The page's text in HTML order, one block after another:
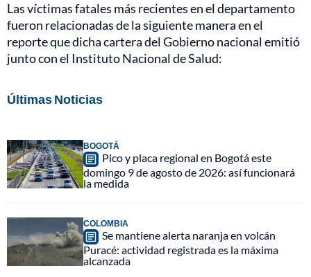
Las víctimas fatales más recientes en el departamento
fueron relacionadas de la siguiente manera en el
reporte que dicha cartera del Gobierno nacional emitió
junto con el Instituto Nacional de Salud:
Últimas Noticias
BOGOTÁ
Pico y placa regional en Bogotá este
domingo 9 de agosto de 2026: así funcionará
la medida
COLOMBIA
Se mantiene alerta naranja en volcán
Puracé: actividad registrada es la máxima
alcanzada